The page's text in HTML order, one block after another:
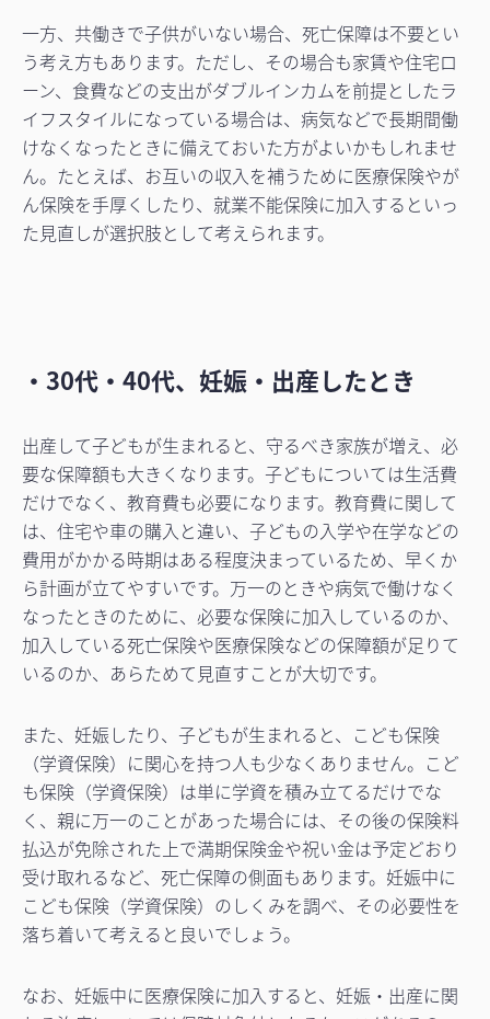
一方、共働きで子供がいない場合、死亡保障は不要とい
う考え方もあります。ただし、その場合も家賃や住宅ロ
ーン、食費などの支出がダブルインカムを前提としたラ
イフスタイルになっている場合は、病気などで長期間働
けなくなったときに備えておいた方がよいかもしれませ
ん。たとえば、お互いの収入を補うために医療保険やが
ん保険を手厚くしたり、就業不能保険に加入するといっ
た見直しが選択肢として考えられます。
・30代・40代、妊娠・出産したとき
出産して子どもが生まれると、守るべき家族が増え、必
要な保障額も大きくなります。子どもについては生活費
だけでなく、教育費も必要になります。教育費に関して
は、住宅や車の購入と違い、子どもの入学や在学などの
費用がかかる時期はある程度決まっているため、早くか
ら計画が立てやすいです。万一のときや病気で働けなく
なったときのために、必要な保険に加入しているのか、
加入している死亡保険や医療保険などの保障額が足りて
いるのか、あらためて見直すことが大切です。
また、妊娠したり、子どもが生まれると、こども保険
（学資保険）に関心を持つ人も少なくありません。こど
も保険（学資保険）は単に学資を積み立てるだけでな
く、親に万一のことがあった場合には、その後の保険料
払込が免除された上で満期保険金や祝い金は予定どおり
受け取れるなど、死亡保障の側面もあります。妊娠中に
こども保険（学資保険）のしくみを調べ、その必要性を
落ち着いて考えると良いでしょう。
なお、妊娠中に医療保険に加入すると、妊娠・出産に関